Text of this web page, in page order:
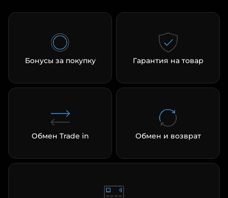
Бонусы за покупку Гарантия на товар
Обмен Trade in Обмен и возврат